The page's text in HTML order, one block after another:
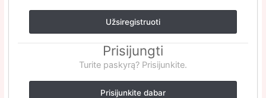
Užsiregistruoti
Prisijungti
Turite paskyrą? Prisijunkite.
Prisijunkite dabar